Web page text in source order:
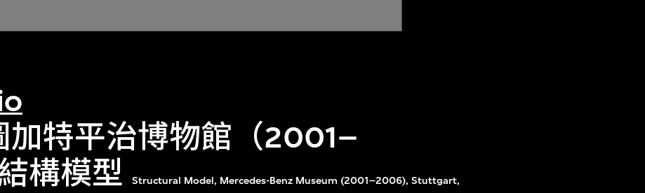
加特平治博物館（2001–
構模型
Structural Model, Mercedes-Benz Museum (2001–2006), Stuttgart,